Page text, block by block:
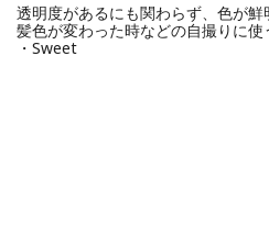
透明度があるにも関わらず、色が
髪色が変わった時などの自撮りに使
・Sweet